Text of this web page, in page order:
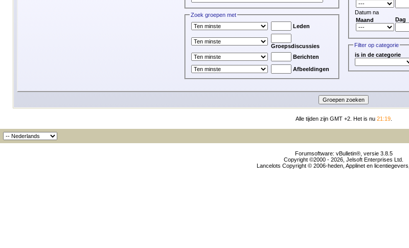
Zoek groepen met
Leden
Groepsdiscussies
Berichten
Afbeeldingen
Datum na
Maand
Dag
Filter op categorie
is in de categorie
Alle tijden zijn GMT +2. Het is nu 21:19.
Forumsoftware: vBulletin®, versie 3.8.5
Copyright ©2000 - 2026, Jelsoft Enterprises Ltd.
Lancelots Copyright © 2006-heden, Applinet en licentiegevers,